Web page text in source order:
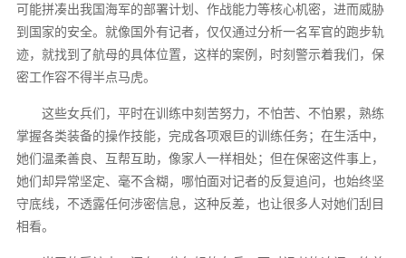
可能拼凑出我国海军的部署计划、作战能力等核心机密，进而威胁
到国家的安全。就像国外有记者，仅仅通过分析一名军官的跑步轨
迹，就找到了航母的具体位置，这样的案例，时刻警示着我们，保
密工作容不得半点马虎。
这些女兵们，平时在训练中刻苦努力，不怕苦、不怕累，熟练
掌握各类装备的操作技能，完成各项艰巨的训练任务；在生活中，
她们温柔善良、互帮互助，像家人一样相处；但在保密这件事上，
她们却异常坚定、毫不含糊，哪怕面对记者的反复追问，也始终坚
守底线，不透露任何涉密信息，这种反差，也让很多人对她们刮目
相看。